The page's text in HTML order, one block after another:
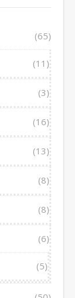
(65)
(11)
(3)
(16)
(13)
(8)
(8)
(6)
(5)